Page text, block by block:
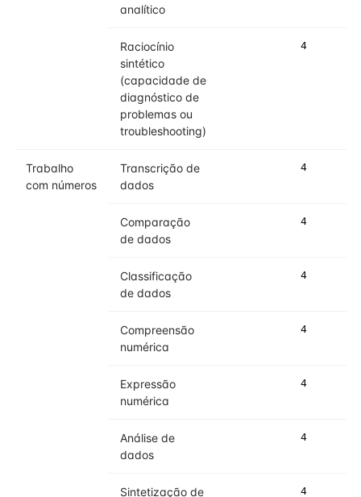
analítico
Raciocínio
sintético
(capacidade de
diagnóstico de
problemas ou
troubleshooting)
4
Trabalho
com números
Transcrição de
dados
4
Comparação
de dados
4
Classificação
de dados
4
Compreensão
numérica
4
Expressão
numérica
4
Análise de
dados
4
Sintetização de 4